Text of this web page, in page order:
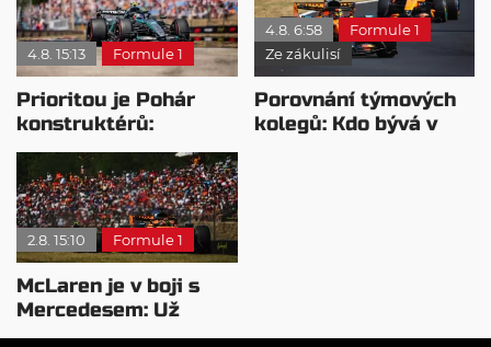
4.8. 15:13 Formule 1
Prioritou je Pohár
konstruktérů:
Mercedesu je jedno,
kdo zvítězí
4.8. 6:58
Formule 1
Ze zákulisí
Porovnání týmových
kolegů: Kdo bývá v
2.8. 15:10 Formule 1
McLaren je v boji s
Mercedesem: Už
pochopili pohonnou